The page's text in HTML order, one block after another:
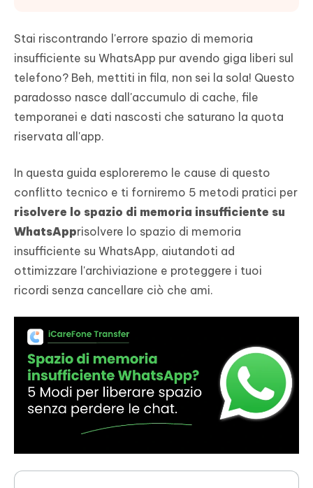
Stai riscontrando l'errore spazio di memoria
insufficiente su WhatsApp pur avendo giga liberi sul
telefono? Beh, mettiti in fila, non sei la sola! Questo
paradosso nasce dall'accumulo di cache, file
temporanei e dati nascosti che saturano la quota
riservata all'app.
In questa guida esploreremo le cause di questo
conflitto tecnico e ti forniremo 5 metodi pratici per
risolvere lo spazio di memoria insufficiente su
WhatsApprisolvere lo spazio di memoria
insufficiente su WhatsApp, aiutandoti ad
ottimizzare l'archiviazione e proteggere i tuoi
ricordi senza cancellare ciò che ami.